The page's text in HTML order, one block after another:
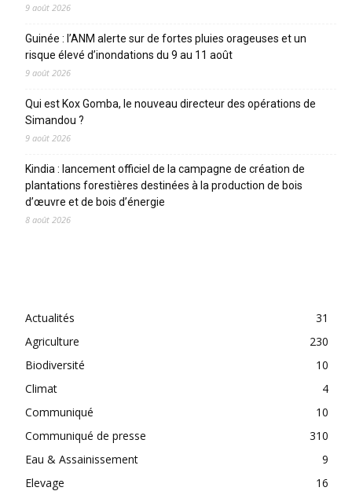
9 août 2026
Guinée : l’ANM alerte sur de fortes pluies orageuses et un
risque élevé d’inondations du 9 au 11 août
9 août 2026
Qui est Kox Gomba, le nouveau directeur des opérations de
Simandou ?
9 août 2026
Kindia : lancement officiel de la campagne de création de
plantations forestières destinées à la production de bois
d’œuvre et de bois d’énergie
8 août 2026
Actualités
31
Agriculture
230
Biodiversité
10
Climat
4
Communiqué
10
Communiqué de presse
310
Eau & Assainissement
9
Elevage
16